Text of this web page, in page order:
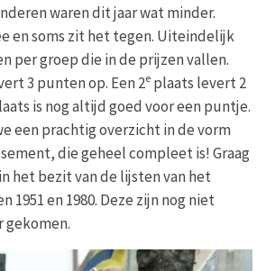
waren dit jaar wat minder.
en soms zit het tegen. Uiteindelijk
per groep die in de prijzen vallen.
3 punten op. Een 2e plaats levert 2
is nog altijd goed voor een puntje.
een prachtig overzicht in de vorm
die geheel compleet is! Graag
het bezit van de lijsten van het
1951 en 1980. Deze zijn nog niet
gekomen.